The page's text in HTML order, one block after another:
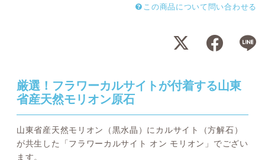
この商品について問い合わせる
厳選！フラワーカルサイトが付着する山東
省産天然モリオン原石
山東省産天然モリオン（黒水晶）にカルサイト（方解石）
が共生した「フラワーカルサイト オン モリオン」でござい
ます。